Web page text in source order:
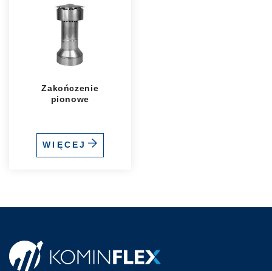
Zakończenie
pionowe
WIĘCEJ